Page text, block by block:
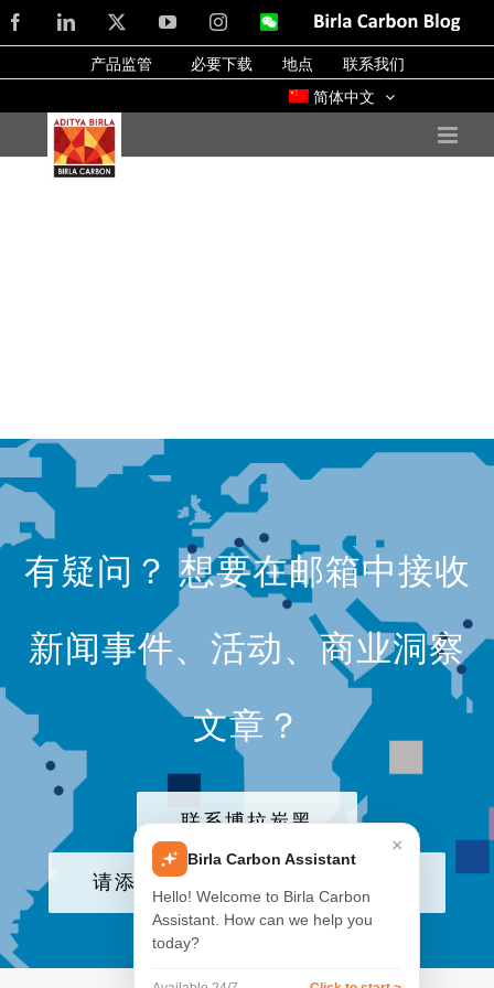
Skip
to
content
FacebookLinkedIn YouTubeInstagramWeChatBirla
Blog
产品监管 必要下载 地点
联系我们
简体中文
有疑问？ 想要在邮箱中接收
新闻事件、活动、商业洞察
文章？
联系博拉炭黑
请添加我们公司至电子邮件列表
×
Birla Carbon Assistant
Hello! Welcome to Birla Carbon
Assistant. How can we help you
today?